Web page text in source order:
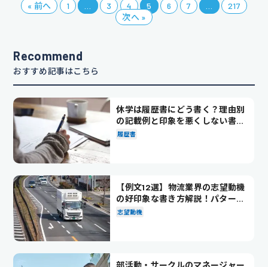
« 前へ 1 3 4 5 6 7
217
次へ »
Recommend
おすすめ記事はこちら
休学は履歴書にどう書く？理由別
の記載例と印象を悪くしない書き
方を解説
履歴書
【例文12選】物流業界の志望動機
の好印象な書き方解説！パターン
別の例文も紹介
志望動機
部活動・サークルのマネージャー